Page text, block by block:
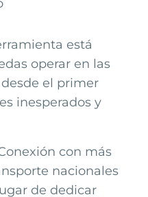
está
operar en las
el primer
inesperados y
con más
nacionales
de dedicar